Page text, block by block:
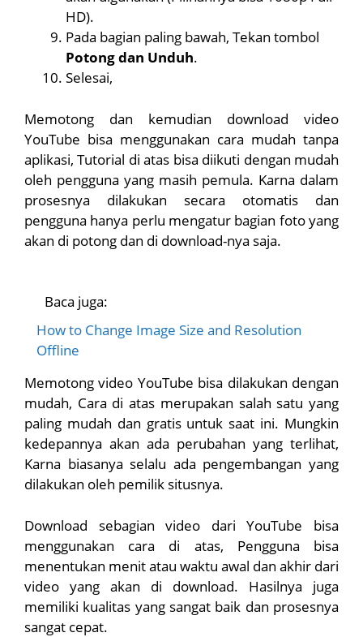
HD).
Pada bagian paling bawah, Tekan tombol
Potong dan Unduh.
Selesai,
Memotong dan kemudian download video
YouTube bisa menggunakan cara mudah tanpa
aplikasi, Tutorial di atas bisa diikuti dengan mudah
oleh pengguna yang masih pemula. Karna dalam
prosesnya dilakukan secara otomatis dan
pengguna hanya perlu mengatur bagian foto yang
akan di potong dan di download-nya saja.
Baca juga:
How to Change Image Size and Resolution
Offline
Memotong video YouTube bisa dilakukan dengan
mudah, Cara di atas merupakan salah satu yang
paling mudah dan gratis untuk saat ini. Mungkin
kedepannya akan ada perubahan yang terlihat,
Karna biasanya selalu ada pengembangan yang
dilakukan oleh pemilik situsnya.
Download sebagian video dari YouTube bisa
menggunakan cara di atas, Pengguna bisa
menentukan menit atau waktu awal dan akhir dari
video yang akan di download. Hasilnya juga
memiliki kualitas yang sangat baik dan prosesnya
sangat cepat.